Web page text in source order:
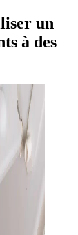
un
à des